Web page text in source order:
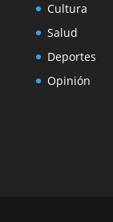
Cultura
Salud
Deportes
Opinión